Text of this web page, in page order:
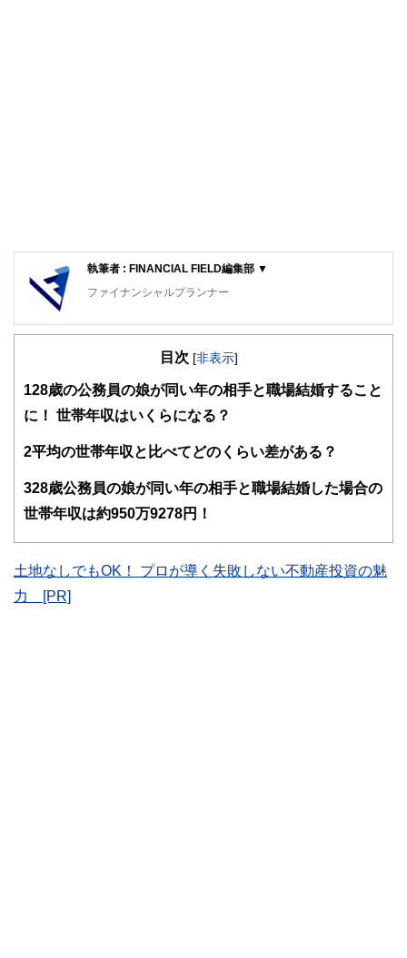
執筆者 : FINANCIAL FIELD編集部 ▼
ファイナンシャルプランナー
FinancialField編集部は、金融、経済に関する記事を、日々
知識がない方でも理解できるようわかりやすく発信していま
得者を中心に「お金や暮らし」に関する書籍・雑誌の編集経
関わることで、読者目線のコンテンツを追求しています。
FinancialFieldの特徴は、ファイナンシャルプランナー、弁
ドバイザー、DCプランナー、公認会計士、社会保険労務
かしく感じられる年金や税金、相続、保険、ローンなどの話
をわかりやすく発信している点です。
目次 [非表示]
1 28歳の公務員の娘が同い年の相手と職場結婚すること
に！ 世帯年収はいくらになる？
2平均の世帯年収と比べてどのくらい差がある？
328歳公務員の娘が同い年の相手と職場結婚した場合の
世帯年収は約950万9278円！
土地なしでもOK！ プロが導く失敗しない不動産投資の魅
力 [PR]